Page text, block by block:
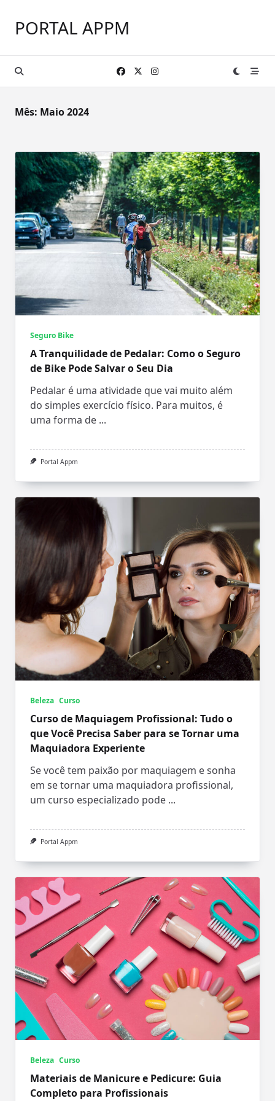
content
PORTAL APPM
Mês: Maio 2024
Seguro Bike
A Tranquilidade de Pedalar: Como o Seguro
de Bike Pode Salvar o Seu Dia
Pedalar é uma atividade que vai muito além
do simples exercício físico. Para muitos, é
uma forma de ...
Portal Appm
Beleza Curso
Curso de Maquiagem Profissional: Tudo o
que Você Precisa Saber para se Tornar uma
Maquiadora Experiente
Se você tem paixão por maquiagem e sonha
em se tornar uma maquiadora profissional,
um curso especializado pode ...
Portal Appm
Beleza Curso
Materiais de Manicure e Pedicure: Guia
Completo para Profissionais